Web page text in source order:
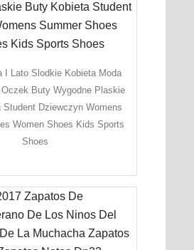
I Lato Slodkie Kobieta Moda
Buty Wygodne Plaskie
Student Dziewczyn Womens
Women Shoes Kids Sports
Shoes